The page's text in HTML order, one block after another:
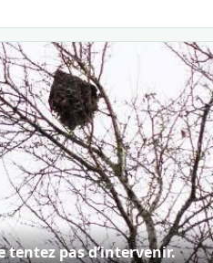
tentez pas d’intervenir.